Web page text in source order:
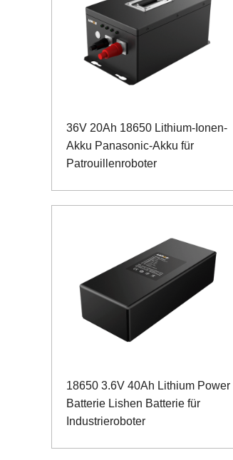
36V 20Ah 18650 Lithium-Ionen-
Akku Panasonic-Akku für
Patrouillenroboter
18650 3.6V 40Ah Lithium Power
Batterie Lishen Batterie für
Industrieroboter